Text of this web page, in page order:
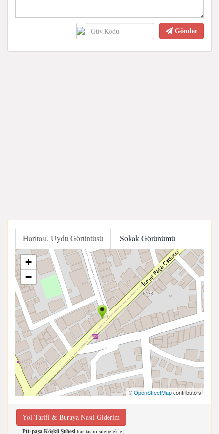
Gönder
Haritası, Uydu Görüntüsü Sokak Görünümü
+
−
©OpenStreetMapcontributors
Yol Tarifi & Buraya Nasıl Giderim
Ptt-paşa Köşkü Şubesi haritasını sitene ekle;